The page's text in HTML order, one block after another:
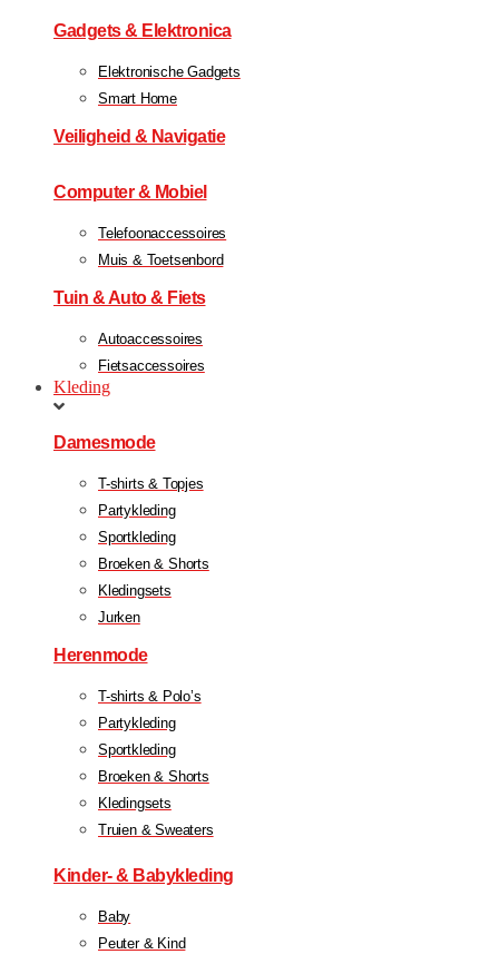
Gadgets & Elektronica
Elektronische Gadgets
Smart Home
Veiligheid & Navigatie
Computer & Mobiel
Telefoonaccessoires
Muis & Toetsenbord
Tuin & Auto & Fiets
Autoaccessoires
Fietsaccessoires
Kleding
Damesmode
T-shirts & Topjes
Partykleding
Sportkleding
Broeken & Shorts
Kledingsets
Jurken
Herenmode
T-shirts & Polo’s
Partykleding
Sportkleding
Broeken & Shorts
Kledingsets
Truien & Sweaters
Kinder- & Babykleding
Baby
Peuter & Kind